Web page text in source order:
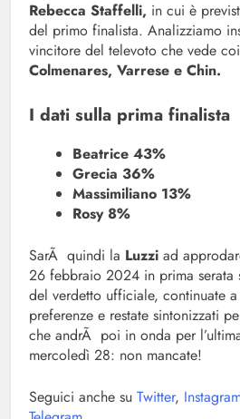
Rebecca Staffelli, in cui è
del primo finalista. Analizziamo
vincitore del televoto che vede
Colmenares, Varrese e Chin.
I dati sulla prima finalista
Beatrice 43%
Grecia 36%
Massimiliano 13%
Rosy 8%
SarÃ quindi la Luzzi ad
26 febbraio 2024 in prima serata
del verdetto ufficiale, continuate
preferenze e restate sintonizzati
che andrÃ poi in onda per
mercoledì 28: non mancate!
Seguici anche su Twitter,